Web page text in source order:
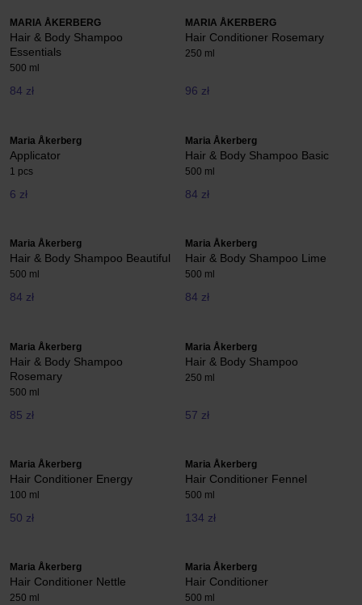
MARIA ÅKERBERG
Hair & Body Shampoo
Essentials
500 ml
84 zł
MARIA ÅKERBERG
Hair Conditioner Rosemary
250 ml
96 zł
Maria Åkerberg
Applicator
1 pcs
6 zł
Maria Åkerberg
Hair & Body Shampoo Basic
500 ml
84 zł
Maria Åkerberg
Hair & Body Shampoo Beautiful
500 ml
84 zł
Maria Åkerberg
Hair & Body Shampoo Lime
500 ml
84 zł
Maria Åkerberg
Hair & Body Shampoo
Rosemary
500 ml
85 zł
Maria Åkerberg
Hair & Body Shampoo
250 ml
57 zł
Maria Åkerberg
Hair Conditioner Energy
100 ml
50 zł
Maria Åkerberg
Hair Conditioner Fennel
500 ml
134 zł
Maria Åkerberg
Hair Conditioner Nettle
250 ml
Maria Åkerberg
Hair Conditioner
500 ml